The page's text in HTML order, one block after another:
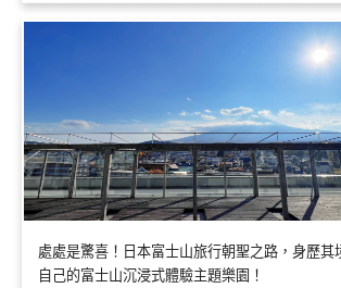
處處是驚喜！日本富士山旅行朝聖之路，身歷其
自己的富士山沉浸式體驗主題樂園！